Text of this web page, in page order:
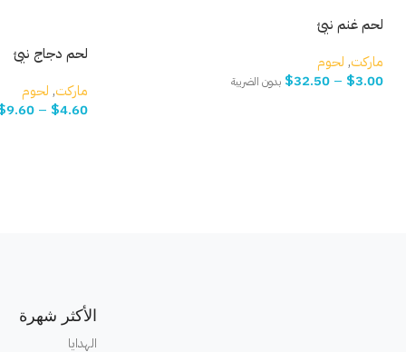
لحم غنم نيئ
ماركت, لحوم
$3.00
–
$32.50 بدون الضريبة
لحم دجاج نيئ
ماركت, لحوم
$4.60
–
9.60
الأكثر شهرة
الهدايا